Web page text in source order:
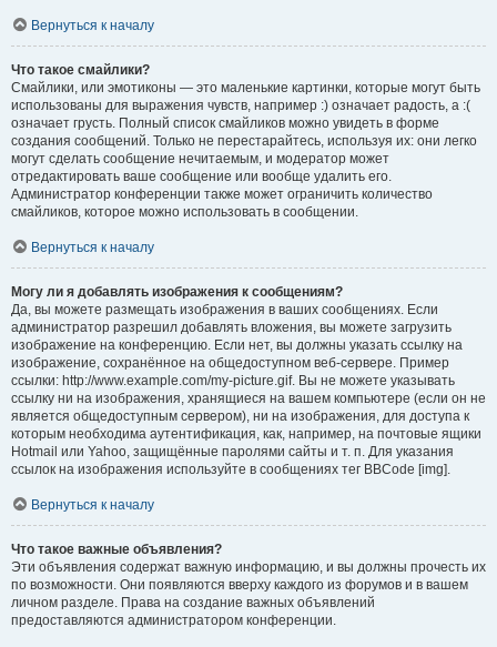
Вернуться к началу
Что такое смайлики?
Смайлики, или эмотиконы — это маленькие картинки, которые могут быть
использованы для выражения чувств, например :) означает радость, а :(
означает грусть. Полный список смайликов можно увидеть в форме
создания сообщений. Только не перестарайтесь, используя их: они легко
могут сделать сообщение нечитаемым, и модератор может
отредактировать ваше сообщение или вообще удалить его.
Администратор конференции также может ограничить количество
смайликов, которое можно использовать в сообщении.
Вернуться к началу
Могу ли я добавлять изображения к сообщениям?
Да, вы можете размещать изображения в ваших сообщениях. Если
администратор разрешил добавлять вложения, вы можете загрузить
изображение на конференцию. Если нет, вы должны указать ссылку на
изображение, сохранённое на общедоступном веб-сервере. Пример
ссылки: http://www.example.com/my-picture.gif. Вы не можете указывать
ссылку ни на изображения, хранящиеся на вашем компьютере (если он не
является общедоступным сервером), ни на изображения, для доступа к
которым необходима аутентификация, как, например, на почтовые ящики
Hotmail или Yahoo, защищённые паролями сайты и т. п. Для указания
ссылок на изображения используйте в сообщениях тег BBCode [img].
Вернуться к началу
Что такое важные объявления?
Эти объявления содержат важную информацию, и вы должны прочесть их
по возможности. Они появляются вверху каждого из форумов и в вашем
личном разделе. Права на создание важных объявлений
предоставляются администратором конференции.